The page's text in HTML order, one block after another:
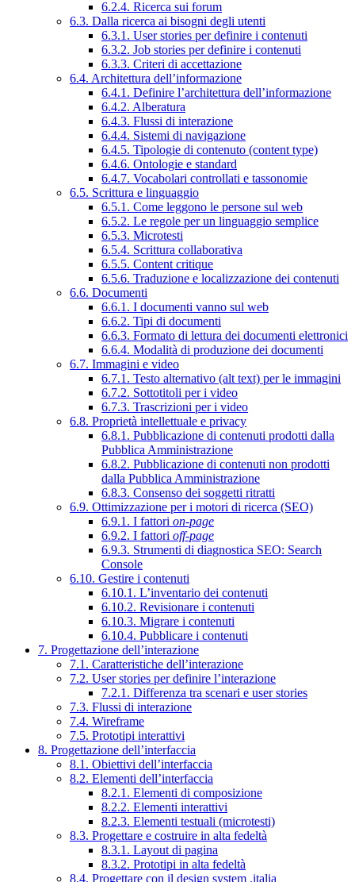
6.2.4. Ricerca sui forum
6.3. Dalla ricerca ai bisogni degli utenti
6.3.1. User stories per definire i contenuti
6.3.2. Job stories per definire i contenuti
6.3.3. Criteri di accettazione
6.4. Architettura dell’informazione
6.4.1. Definire l’architettura dell’informazione
6.4.2. Alberatura
6.4.3. Flussi di interazione
6.4.4. Sistemi di navigazione
6.4.5. Tipologie di contenuto (content type)
6.4.6. Ontologie e standard
6.4.7. Vocabolari controllati e tassonomie
6.5. Scrittura e linguaggio
6.5.1. Come leggono le persone sul web
6.5.2. Le regole per un linguaggio semplice
6.5.3. Microtesti
6.5.4. Scrittura collaborativa
6.5.5. Content critique
6.5.6. Traduzione e localizzazione dei contenuti
6.6. Documenti
6.6.1. I documenti vanno sul web
6.6.2. Tipi di documenti
6.6.3. Formato di lettura dei documenti elettronici
6.6.4. Modalità di produzione dei documenti
6.7. Immagini e video
6.7.1. Testo alternativo (alt text) per le immagini
6.7.2. Sottotitoli per i video
6.7.3. Trascrizioni per i video
6.8. Proprietà intellettuale e privacy
6.8.1. Pubblicazione di contenuti prodotti dalla
Pubblica Amministrazione
6.8.2. Pubblicazione di contenuti non prodotti
dalla Pubblica Amministrazione
6.8.3. Consenso dei soggetti ritratti
6.9. Ottimizzazione per i motori di ricerca (SEO)
6.9.1. I fattori on-page
6.9.2. I fattori off-page
6.9.3. Strumenti di diagnostica SEO: Search
Console
6.10. Gestire i contenuti
6.10.1. L’inventario dei contenuti
6.10.2. Revisionare i contenuti
6.10.3. Migrare i contenuti
6.10.4. Pubblicare i contenuti
7. Progettazione dell’interazione
7.1. Caratteristiche dell’interazione
7.2. User stories per definire l’interazione
7.2.1. Differenza tra scenari e user stories
7.3. Flussi di interazione
7.4. Wireframe
7.5. Prototipi interattivi
8. Progettazione dell’interfaccia
8.1. Obiettivi dell’interfaccia
8.2. Elementi dell’interfaccia
8.2.1. Elementi di composizione
8.2.2. Elementi interattivi
8.2.3. Elementi testuali (microtesti)
8.3. Progettare e costruire in alta fedeltà
8.3.1. Layout di pagina
8.3.2. Prototipi in alta fedeltà
8.4. Progettare con il design system .italia